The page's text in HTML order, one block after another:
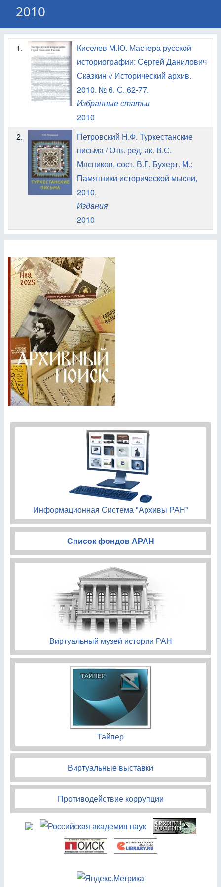
2010
1.
Киселев М.Ю. Мастера русской
историографии: Сергей Данилович
Сказкин // Исторический архив.
2010. № 6. С. 62-77.
Избранные статьи
2010
2.
Петровский Н.Ф. Туркестанские
письма / Отв. ред. ак. В.С.
Мясников, сост. В.Г. Бухерт. М.:
Памятники исторической мысли,
2010.
Издания
2010
Информационная Система "Архивы РАН"
Список фондов АРАН
Виртуальный музей истории РАН
Тайпер
Виртуальные выставки
Противодействие коррупции